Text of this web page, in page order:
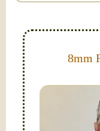
8mm
Simplify - get
We transfer
stick (or hard